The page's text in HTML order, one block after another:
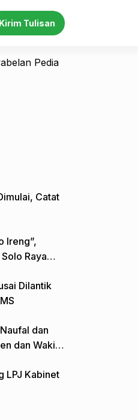
Kirim Tulisan
Pedia
Catat
Ireng”,
Raya
Dilantik
dan
dan Wakil
LPJ Kabinet